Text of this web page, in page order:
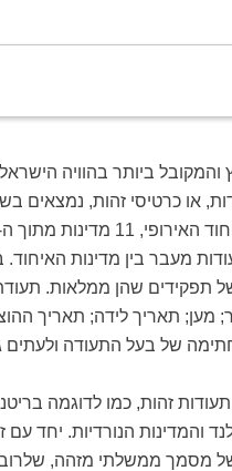
ביותר בהוויה
או כרטיסי זהות, נמצאים
מעבר בין מדינות האיחוד.
תפקידים שהן ממלאות.
מען; תאריך לידה; תאריך
של בעל התעודה ולעתים
זהות, כמו לדוגמה
והמדינות הנורדיות. יחד
מסמך ממשלתי מזהה,